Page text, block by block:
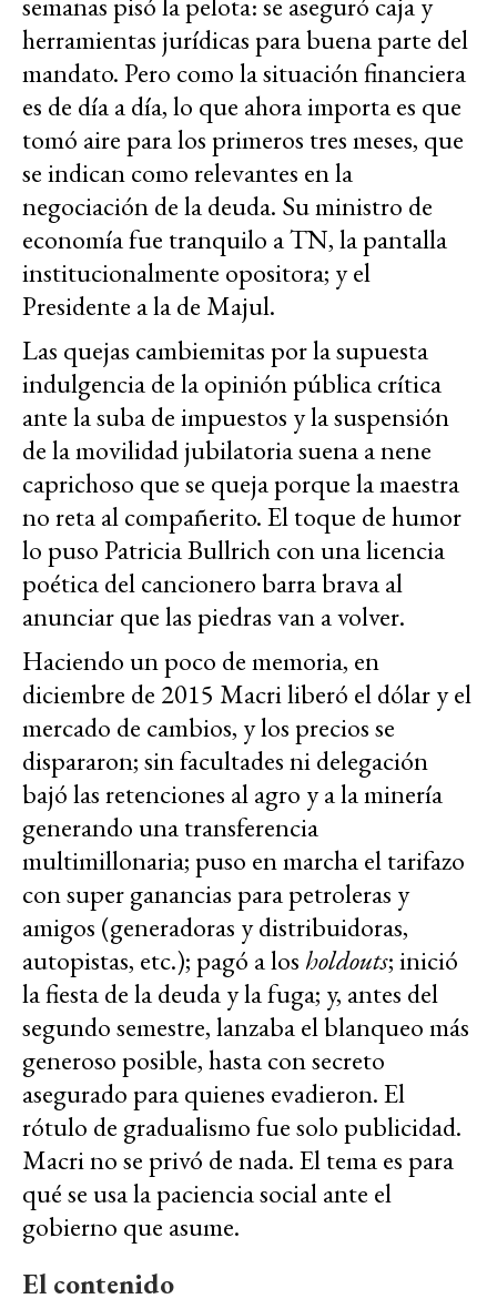
herramientas jurídicas para buena parte del
mandato. Pero como la situación financiera
es de día a día, lo que ahora importa es que
tomó aire para los primeros tres meses, que
se indican como relevantes en la
negociación de la deuda. Su ministro de
economía fue tranquilo a TN, la pantalla
institucionalmente opositora; y el
Presidente a la de Majul.
Las quejas cambiemitas por la supuesta
indulgencia de la opinión pública crítica
ante la suba de impuestos y la suspensión
de la movilidad jubilatoria suena a nene
caprichoso que se queja porque la maestra
no reta al compañerito. El toque de humor
lo puso Patricia Bullrich con una licencia
poética del cancionero barra brava al
anunciar que las piedras van a volver.
Haciendo un poco de memoria, en
diciembre de 2015 Macri liberó el dólar y el
mercado de cambios, y los precios se
dispararon; sin facultades ni delegación
bajó las retenciones al agro y a la minería
generando una transferencia
multimillonaria; puso en marcha el tarifazo
con super ganancias para petroleras y
amigos (generadoras y distribuidoras,
autopistas, etc.); pagó a los holdouts; inició
la fiesta de la deuda y la fuga; y, antes del
segundo semestre, lanzaba el blanqueo más
generoso posible, hasta con secreto
asegurado para quienes evadieron. El
rótulo de gradualismo fue solo publicidad.
Macri no se privó de nada. El tema es para
qué se usa la paciencia social ante el
gobierno que asume.
El contenido